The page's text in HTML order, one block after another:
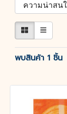
พบสินค้า 1 ชิ้น